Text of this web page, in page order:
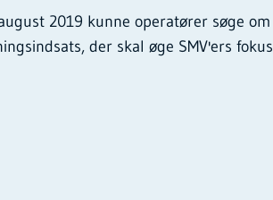
2019 kunne operatører søge om
der skal øge SMV'ers fokus